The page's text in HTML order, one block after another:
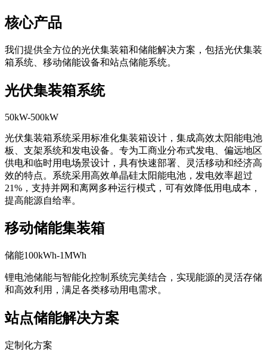
核心产品
我们提供全方位的光伏集装箱和储能解决方案，包括光伏集装
箱系统、移动储能设备和站点储能系统。
光伏集装箱系统
50kW-500kW
光伏集装箱系统采用标准化集装箱设计，集成高效太阳能电池
板、支架系统和发电设备。专为工商业分布式发电、偏远地区
供电和临时用电场景设计，具有快速部署、灵活移动和经济高
效的特点。系统采用高效单晶硅太阳能电池，发电效率超过
21%，支持并网和离网多种运行模式，可有效降低用电成本，
提高能源自给率。
移动储能集装箱
储能100kWh-1MWh
锂电池储能与智能化控制系统完美结合，实现能源的灵活存储
和高效利用，满足各类移动用电需求。
站点储能解决方案
定制化方案